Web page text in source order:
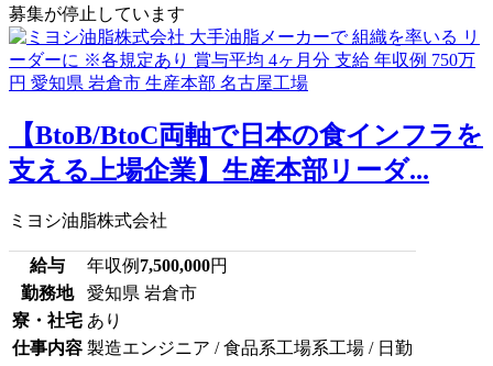
募集が停止しています
【BtoB/BtoC両軸で日本の食インフラを
支える上場企業】生産本部リーダ...
ミヨシ油脂株式会社
給与 年収例 7,500,000円
勤務地
愛知県 岩倉市
寮・社宅 あり
仕事内容 製造エンジニア / 食品系工場系工場 / 日勤